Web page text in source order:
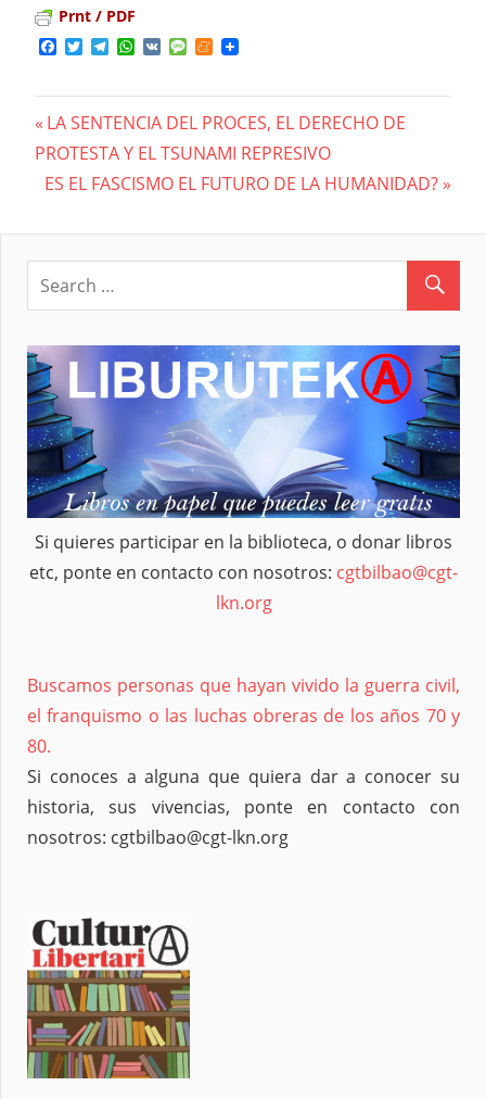
Prnt / PDF
Facebook
TwitterTelegram
WhatsApp
VK MessageMeneame
Navegación
de
entradas
Previous
Post:
LA SENTENCIA DEL PROCES, EL DERECHO DE
PROTESTA Y EL TSUNAMI REPRESIVO
Next
ES EL FASCISMO EL FUTURO DE LA HUMANIDAD?
Si quieres participar en la biblioteca, o donar libros
etc, ponte en contacto con nosotros: cgtbilbao@cgt-
lkn.org
Buscamos personas que hayan vivido la guerra civil,
el franquismo o las luchas obreras de los años 70 y
80.
Si conoces a alguna que quiera dar a conocer su
historia, sus vivencias, ponte en contacto con
nosotros: cgtbilbao@cgt-lkn.org